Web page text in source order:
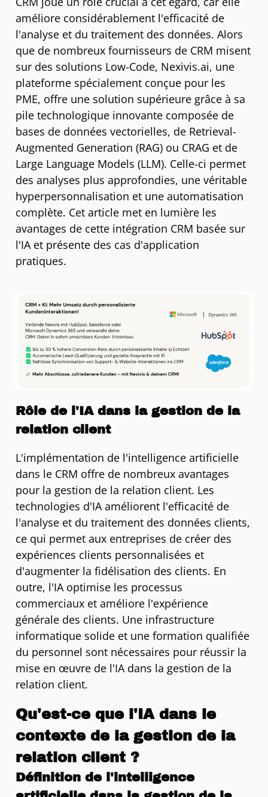
améliore considérablement l'efficacité de
l'analyse et du traitement des données. Alors
que de nombreux fournisseurs de CRM misent
sur des solutions Low-Code, Nexivis.ai, une
plateforme spécialement conçue pour les
PME, offre une solution supérieure grâce à sa
pile technologique innovante composée de
bases de données vectorielles, de Retrieval-
Augmented Generation (RAG) ou CRAG et de
Large Language Models (LLM). Celle-ci permet
des analyses plus approfondies, une véritable
hyperpersonnalisation et une automatisation
complète. Cet article met en lumière les
avantages de cette intégration CRM basée sur
l'IA et présente des cas d'application
pratiques.
Rôle de l'IA dans la gestion de la
relation client
L'implémentation de l'intelligence artificielle
dans le CRM offre de nombreux avantages
pour la gestion de la relation client. Les
technologies d'IA améliorent l'efficacité de
l'analyse et du traitement des données clients,
ce qui permet aux entreprises de créer des
expériences clients personnalisées et
d'augmenter la fidélisation des clients. En
outre, l'IA optimise les processus
commerciaux et améliore l'expérience
générale des clients. Une infrastructure
informatique solide et une formation qualifiée
du personnel sont nécessaires pour réussir la
mise en œuvre de l'IA dans la gestion de la
relation client.
Qu'est-ce que l'IA dans le
contexte de la gestion de la
relation client ?
Définition de l'intelligence